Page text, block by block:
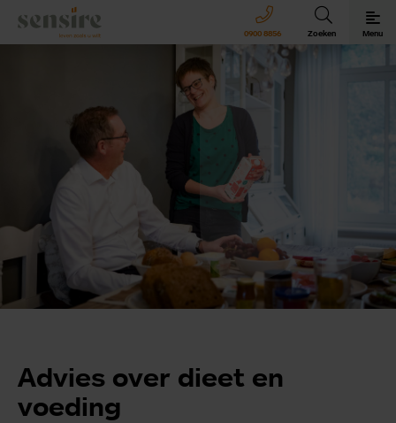
Sensire logo
0900 8856 Zoeken Menu
Revalideren met Sensire
Wonen en zorg met Sensire
Meer over Sensire
Advies over dieet en
voeding